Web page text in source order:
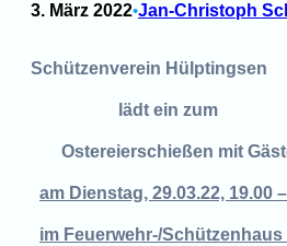
3. März 2022•Jan-Christoph
Schützenverein Hülptingsen
lädt ein zum
Ostereierschießen mit
am Dienstag, 29.03.22, 19.00
im Feuerwehr-/